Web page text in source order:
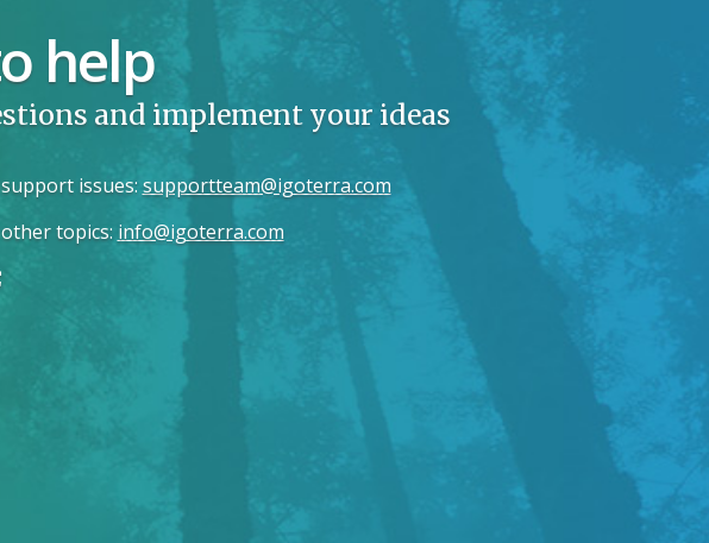
help
and implement your ideas
issues: supportteam@igoterra.com
topics: info@igoterra.com